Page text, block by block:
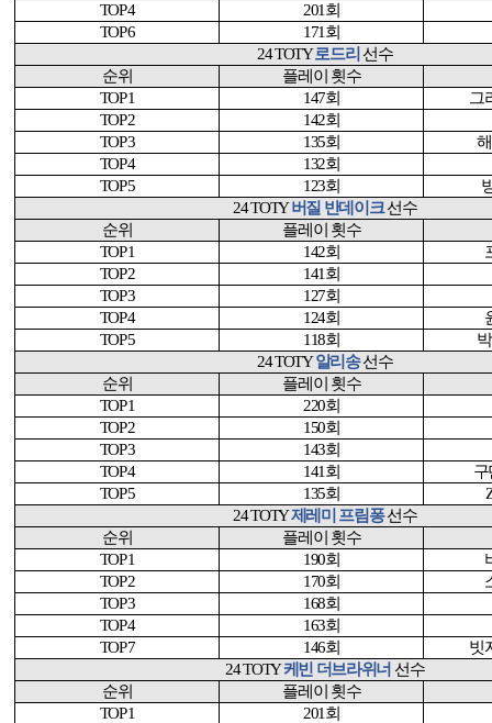
TOP 4
201회
TOP 6
171회
24 TOTY로드리선수
순위
플레이 횟수
TOP 1
147회
그
TOP 2
142회
TOP 3
135회
TOP 4
132회
TOP 5
123회
24 TOTY버질 반데이크선수
순위
플레이 횟수
TOP 1
142회
TOP 2
141회
TOP 3
127회
TOP 4
124회
TOP 5
118회
24 TOTY알리송선수
순위
플레이 횟수
TOP 1
220회
TOP 2
150회
TOP 3
143회
TOP 4
141회
구
TOP 5
135회
24 TOTY제레미 프림퐁선수
순위
플레이 횟수
TOP 1
190회
TOP 2
170회
TOP 3
168회
TOP 4
163회
TOP 7
146회
빗
24 TOTY케빈 더브라위너 선수
순위
플레이 횟수
TOP 1
201회